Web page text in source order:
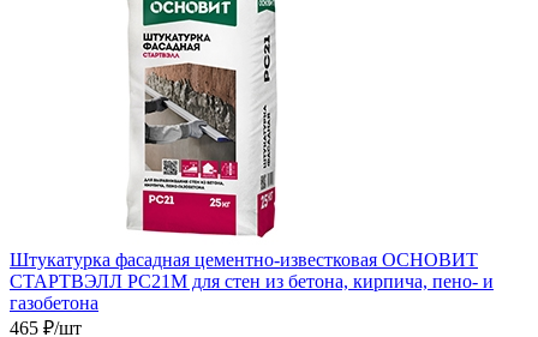
Штукатурка фасадная цементно-известковая ОСНОВИТ
СТАРТВЭЛЛ РС21M для стен из бетона, кирпича, пено- и
газобетона
465 ₽/шт